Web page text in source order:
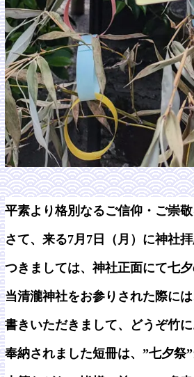
平素より格別なるご信仰・ご崇
さて、来る7月7日（月）に神社
つきましては、神社正面にて七
当清瀧神社をお参りされた際に
書きいただきまして、どうぞ竹に
奉納されました短冊は、”七夕祭